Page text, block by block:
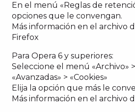
En el menú «Reglas de
opciones que le convengan.
Más información en el archivo
Firefox
Para Opera 6 y superiores:
Seleccione el menú «Archivo»
«Avanzadas» > «Cookies»
Elija la opción que más le
Más información en el archivo